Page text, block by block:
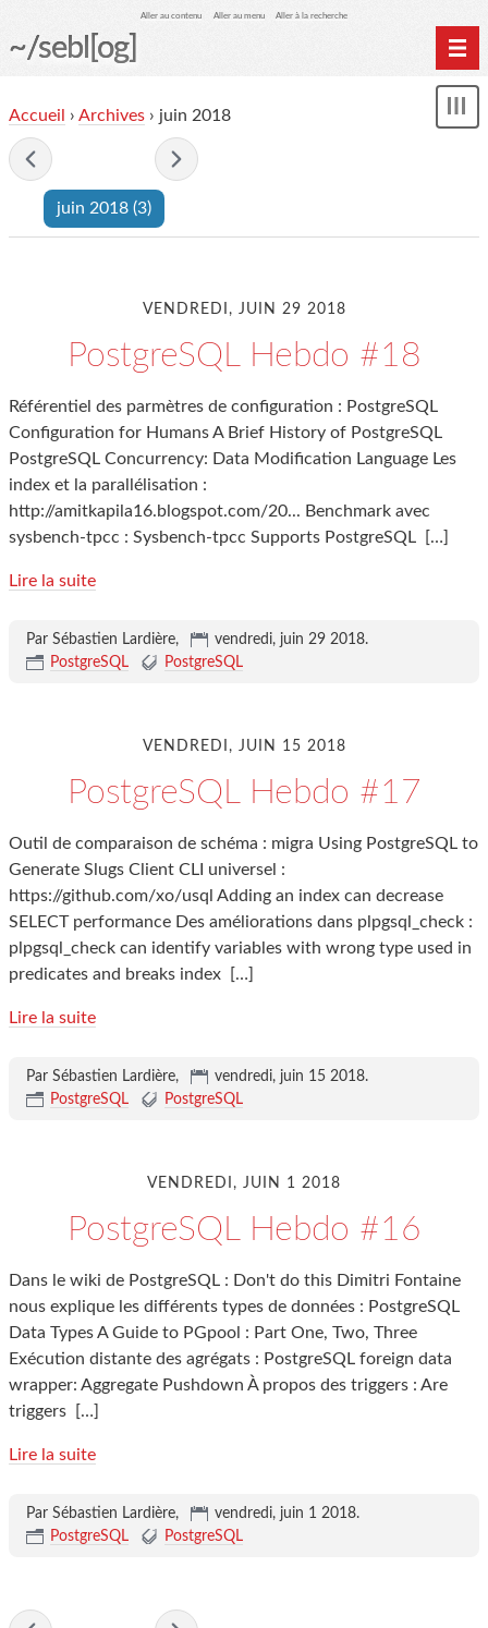
Aller au contenu Aller au menu Aller à la recherche
~/sebl[og]
Accueil › Archives › juin 2018
juin 2018 (3)
VENDREDI, JUIN 29 2018
PostgreSQL Hebdo #18
Référentiel des parmètres de configuration : PostgreSQL
Configuration for Humans A Brief History of PostgreSQL
PostgreSQL Concurrency: Data Modification Language Les
index et la parallélisation :
http://amitkapila16.blogspot.com/20... Benchmark avec
sysbench-tpcc : Sysbench-tpcc Supports PostgreSQL
[…]
Lire la suite
Par Sébastien Lardière, vendredi, juin 29 2018.
PostgreSQL
PostgreSQL
VENDREDI, JUIN 15 2018
PostgreSQL Hebdo #17
Outil de comparaison de schéma : migra Using PostgreSQL to
Generate Slugs Client CLI universel :
https://github.com/xo/usql Adding an index can decrease
SELECT performance Des améliorations dans plpgsql_check :
plpgsql_check can identify variables with wrong type used in
predicates and breaks index
[…]
Lire la suite
Par Sébastien Lardière, vendredi, juin 15 2018.
PostgreSQL
PostgreSQL
VENDREDI, JUIN 1 2018
PostgreSQL Hebdo #16
Dans le wiki de PostgreSQL : Don't do this Dimitri Fontaine
nous explique les différents types de données : PostgreSQL
Data Types A Guide to PGpool : Part One, Two, Three
Exécution distante des agrégats : PostgreSQL foreign data
wrapper: Aggregate Pushdown À propos des triggers : Are
triggers
[…]
Lire la suite
Par Sébastien Lardière, vendredi, juin 1 2018.
PostgreSQL
PostgreSQL